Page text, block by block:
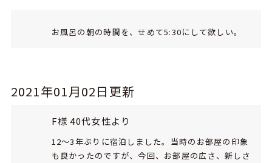
お風呂の朝の時間を、せめて5:30にして欲しい。
2021年01月02日更新
F様 40代女性より
12～3年ぶりに宿泊しました。当時のお部屋の印象
も良かったのですが、今回、お部屋の広さ、新しさ